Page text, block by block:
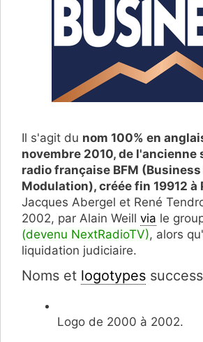
Il s'agit du nom 100% en
novembre 2010, de l'ancienne
radio française BFM
Modulation), créée fin 19912 à
Jacques Abergel et René
2002, par Alain Weill via le
(devenu NextRadioTV), alors
liquidation judiciaire.
Noms et logotypes
Logo de 2000 à 2002.